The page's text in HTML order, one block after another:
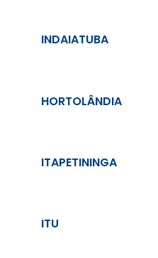
INDAIATUBA
HORTOLÂNDIA
ITAPETININGA
ITU